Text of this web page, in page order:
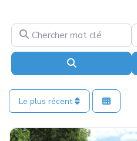
Chercher mot clé
Recherche
Le plus récent